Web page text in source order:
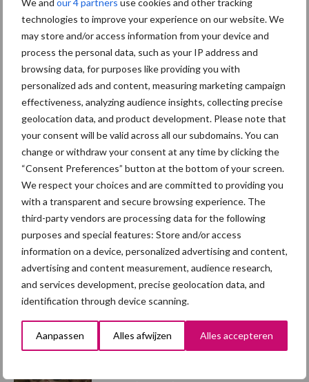
technologies to improve your experience on our website. We
may store and/or access information from your device and
process the personal data, such as your IP address and
browsing data, for purposes like providing you with
personalized ads and content, measuring marketing campaign
effectiveness, analyzing audience insights, collecting precise
geolocation data, and product development. Please note that
your consent will be valid across all our subdomains. You can
change or withdraw your consent at any time by clicking the
“Consent Preferences” button at the bottom of your screen.
We respect your choices and are committed to providing you
with a transparent and secure browsing experience. The
third-party vendors are processing data for the following
purposes and special features: Store and/or access
information on a device, personalized advertising and content,
advertising and content measurement, audience research,
and services development, precise geolocation data, and
identification through device scanning.
Aanpassen Alles afwijzen Alles accepteren
Primaire
Sidebar
Recent nieuws Partner nieuws
7 aug
Britse varkenssector vreest
afzetcrisis in het najaar
7 aug
Hittestress: wat gebeurt er en hoe
kunnen we het voorkomen?
5 aug
“Vraag naar praktische
hygieneoplossingen is in Polen
groter dan ooit”
Toon meer